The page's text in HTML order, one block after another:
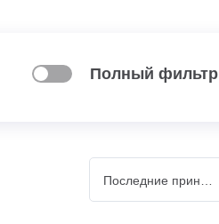
Полный фильтр